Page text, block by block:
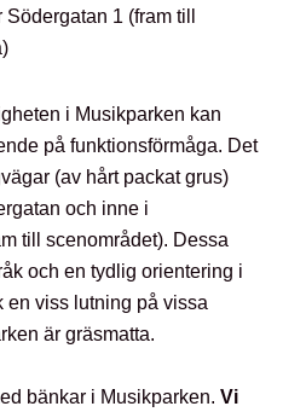
1 (fram till
i Musikparken kan
på funktionsförmåga. Det
(av hårt packat grus)
och inne i
till scenområdet). Dessa
och en tydlig orientering i
en viss lutning på vissa
är gräsmatta.
bänkar i Musikparken. Vi